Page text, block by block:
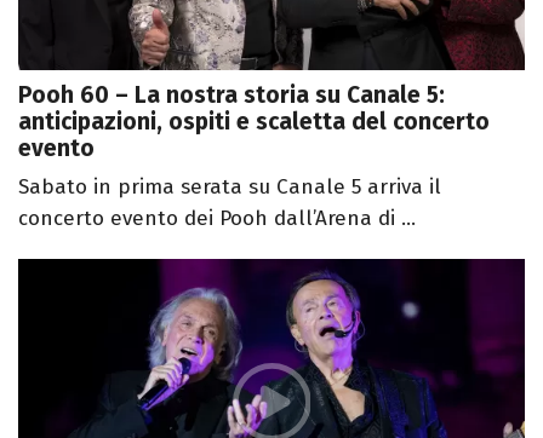
Pooh 60 – La nostra storia su Canale 5:
anticipazioni, ospiti e scaletta del concerto
evento
Sabato in prima serata su Canale 5 arriva il
concerto evento dei Pooh dall’Arena di ...